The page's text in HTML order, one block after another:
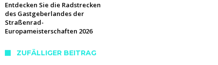
Entdecken Sie die Radstrecken
des Gastgeberlandes der
Straßenrad-
Europameisterschaften 2026
ZUFÄLLIGER BEITRAG